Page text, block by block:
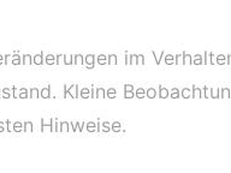
im
Kleine
Hinweise.